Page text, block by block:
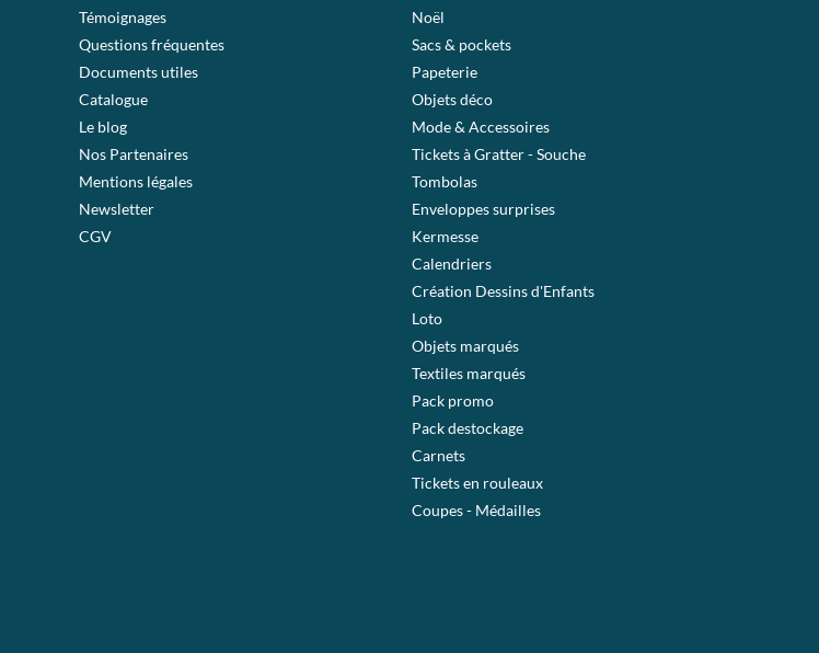
Témoignages
Questions fréquentes
Documents utiles
Catalogue
Le blog
Nos Partenaires
Mentions légales
Newsletter
CGV
Noël
Sacs & pockets
Papeterie
Objets déco
Mode & Accessoires
Tickets à Gratter - Souche
Tombolas
Enveloppes surprises
Kermesse
Calendriers
Création Dessins d'Enfants
Loto
Objets marqués
Textiles marqués
Pack promo
Pack destockage
Carnets
Tickets en rouleaux
Coupes - Médailles